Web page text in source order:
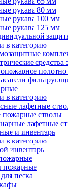
рукава 80 мм
рукава 100 мм
рукава 125 мм
в категорию
средства
полотно
в категорию
лафетные
пожарные стволы
лафетные
и инвентарь
в категорию
инвентарь
пожарные
песка